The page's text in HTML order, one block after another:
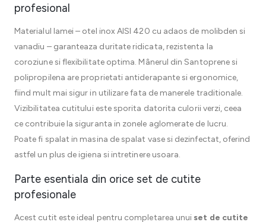
profesional
Materialul lamei – otel inox AISI 420 cu adaos de molibden si
vanadiu – garanteaza duritate ridicata, rezistenta la
coroziune si flexibilitate optima. Mânerul din Santoprene si
polipropilena are proprietati antiderapante si ergonomice,
fiind mult mai sigur in utilizare fata de manerele traditionale.
Vizibilitatea cutitului este sporita datorita culorii verzi, ceea
ce contribuie la siguranta in zonele aglomerate de lucru.
Poate fi spalat in masina de spalat vase si dezinfectat, oferind
astfel un plus de igiena si intretinere usoara.
Parte esentiala din orice set de cutite
profesionale
Acest cutit este ideal pentru completarea unui set de cutite